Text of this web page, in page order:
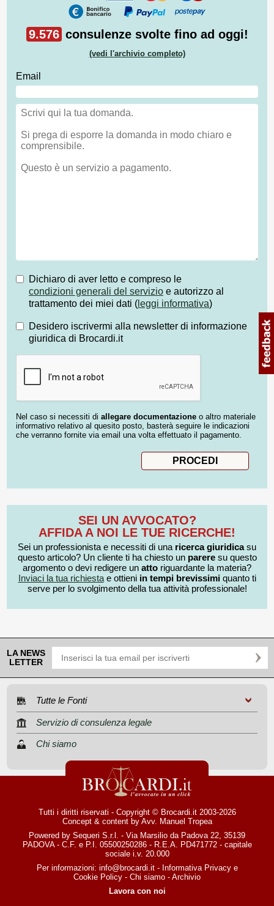
9.576 consulenze svolte fino ad oggi!
(vedi l'archivio completo)
Email
Dichiaro di aver letto e compreso le
condizioni generali del servizio e autorizzo al
trattamento dei miei dati ( leggi informativa)
Desidero iscrivermi alla newsletter di informazione
giuridica di Brocardi.it
Nel caso si necessiti di allegare documentazione o altro materiale
informativo relativo al quesito posto, basterà seguire le indicazioni
che verranno fornite via email una volta effettuato il pagamento.
SEI UN AVVOCATO?
AFFIDA A NOI LE TUE RICERCHE!
Sei un professionista e necessiti di una ricerca giuridicasu
questo articolo? Un cliente ti ha chiesto un pareresu questo
argomento o devi redigere un atto riguardante la materia?
Inviaci la tua richiestae ottieni in tempi brevissimiquanto ti
serve per lo svolgimento della tua attività professionale!
LA NEWS
LETTER
Tutte le Fonti
Servizio di consulenza legale
Chi siamo
Tutti i diritti riservati - Copyright © Brocardi.it 2003-2026
Concept & content by Avv. Manuel Tropea
Powered by Sequeri S.r.l. - Via Marsilio da Padova 22, 35139
PADOVA - C.F. e P.I. 05500250286 - R.E.A. PD471772 - capitale
sociale i.v. 20.000
Per informazioni: info@brocardi.it- Informativa Privacye
Cookie Policy - Chi siamo - Archivio
Lavora con noi